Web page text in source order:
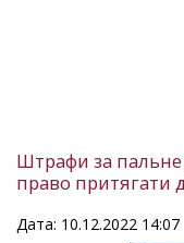
Штрафи за
право притягати
Дата: 10.12.2022 14:07